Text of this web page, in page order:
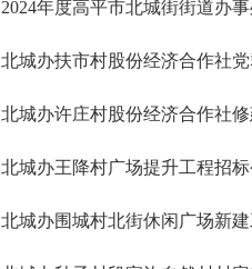
2024年度高平市北城街街道办
北城办扶市村股份经济合作社
北城办许庄村股份经济合作社
北城办王降村广场提升工程招
北城办围城村北街休闲广场新